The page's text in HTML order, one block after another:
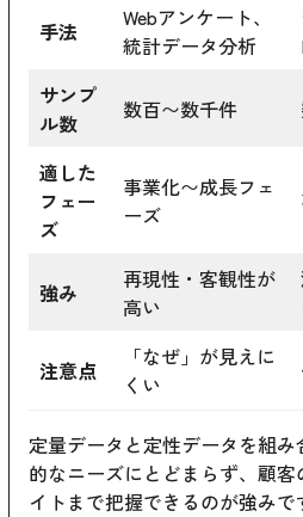
手法
Webアンケート、
統計データ分析
サンプ
ル数
数百〜数千件
適した
フェー
ズ
事業化〜成長フェ
ーズ
強み
再現性・客観性が
高い
注意点
「なぜ」が見えに
くい
定量データと定性データを組
的なニーズにとどまらず、顧
イトまで把握できるのが強みで